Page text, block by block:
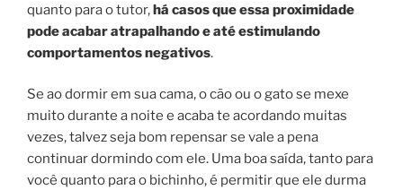
quanto para o tutor,há casos que essa proximidade
pode acabar atrapalhando e até estimulando
comportamentos negativos.
Se ao dormir em sua cama, o cão ou o gato se mexe
muito durante a noite e acaba te acordando muitas
vezes, talvez seja bom repensar se vale a pena
continuar dormindo com ele. Uma boa saída, tanto para
você quanto para o bichinho, é permitir que ele durma